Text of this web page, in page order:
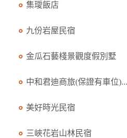
集璦飯店
九份岩屋民宿
金瓜石藝棧景觀度假別墅
中和君迪商旅(保證有車位)...
美好時光民宿
三峽花岩山林民宿